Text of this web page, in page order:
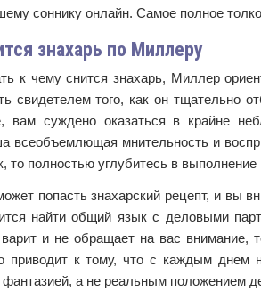
соннику онлайн. Самое полное
знахарь по Миллеру
к чему снится знахарь, Миллер
свидетелем того, как он тщательно
вам суждено оказаться в крайне
всеобъемлющая мнительность и
то полностью углубитесь в
попасть знахарский рецепт, и вы
найти общий язык с деловыми
и не обращает на вас внимание,
приводит к тому, что с каждым днем
а не реальным положением